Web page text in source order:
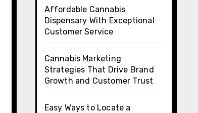
Affordable Cannabis
Dispensary With Exceptional
Customer Service
Cannabis Marketing
Strategies That Drive Brand
Growth and Customer Trust
Easy Ways to Locate a